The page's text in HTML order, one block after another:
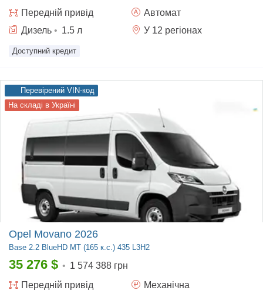
Передній привід
Автомат
Дизель • 1.5 л У 12 регіонах
Доступний кредит
Перевірений VIN-код
На складі в Україні
Opel Movano 2026
Base 2.2 BlueHD MT (165 к.с.) 435 L3H2
35 276 $ • 1 574 388 грн
Передній привід
Механічна